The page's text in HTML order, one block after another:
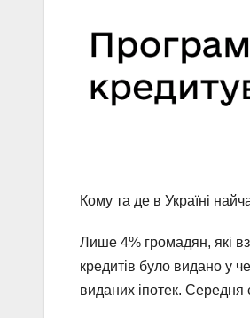
Кому та де в Україні
Лише 4% громадян, які
кредитів було видано у
виданих іпотек. Середня